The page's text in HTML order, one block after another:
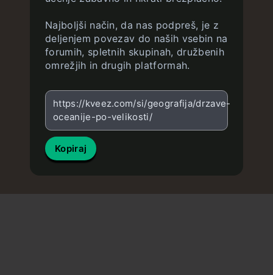
Najboljši način, da nas podpreš, je z
deljenjem povezav do naših vsebin na
forumih, spletnih skupinah, družbenih
omrežjih in drugih platformah.
https://kveez.com/si/geografija/drzave-
oceanije-po-velikosti/
Kopiraj